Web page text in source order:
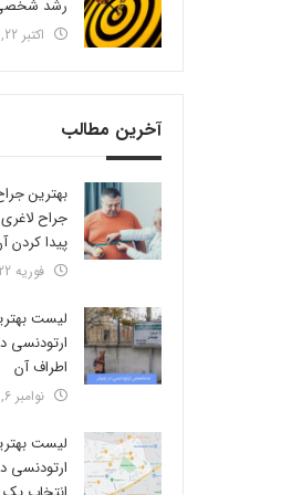
رشد
اکتبر 22, 2024
آخرین مطالب
جراح
پیدا کردن
فوریه 22, 2026
لیست
ارتودنسی
اطراف آن
نوامبر 6, 2024
لیست
ارتودنسی